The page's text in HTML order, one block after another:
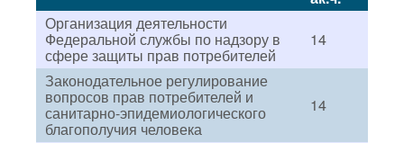
Организация деятельности
Федеральной службы по надзору в
сфере защиты прав потребителей
14
Законодательное регулирование
вопросов прав потребителей и
санитарно-эпидемиологического
благополучия человека
14